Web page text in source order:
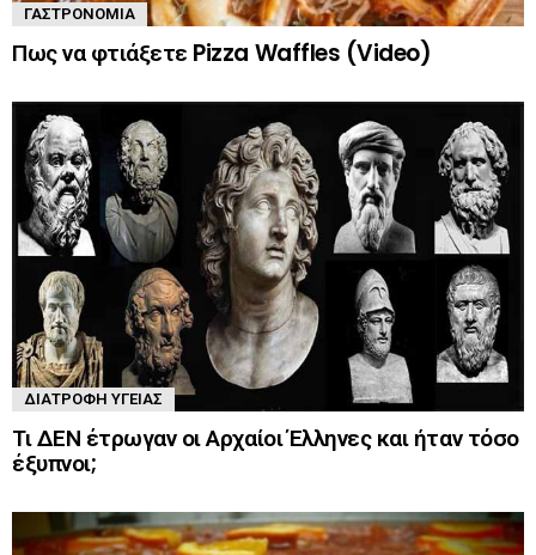
ΓΑΣΤΡΟΝΟΜΊΑ
Πως να φτιάξετε Pizza Waffles (Video)
ΔΙΑΤΡΟΦΉ ΥΓΕΊΑΣ
Τι ΔΕΝ έτρωγαν οι Αρχαίοι Έλληνες και ήταν τόσο
έξυπνοι;